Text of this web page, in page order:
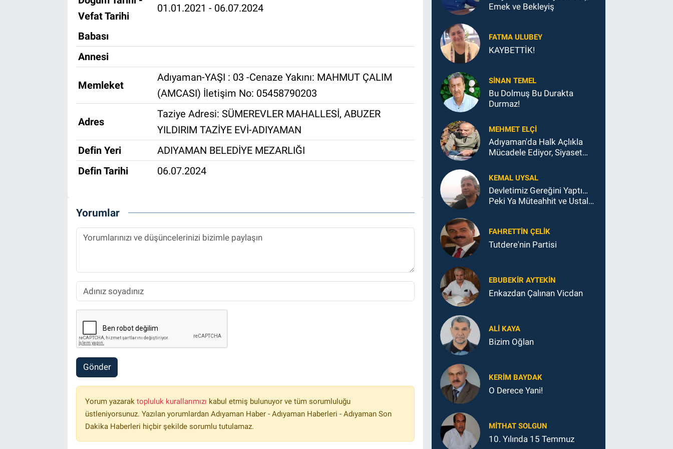
Vefat Tarihi
01.01.2021 - 06.07.2024
Babası
Annesi
Memleket
Adıyaman-YAŞI : 03 -Cenaze Yakını: MAHMUT ÇALIM
(AMCASI) İletişim No: 05458790203
Adres
Taziye Adresi: SÜMEREVLER MAHALLESİ, ABUZER
YILDIRIM TAZİYE EVİ-ADIYAMAN
Defin Yeri
ADIYAMAN BELEDİYE MEZARLIĞI
Defin Tarihi
06.07.2024
Yorumlar
Gönder
Yorum yazarak topluluk kurallarımızı kabul etmiş bulunuyor ve tüm sorumluluğu
üstleniyorsunuz. Yazılan yorumlardan Adıyaman Haber - Adıyaman Haberleri - Adıyaman Son
Dakika Haberleri hiçbir şekilde sorumlu tutulamaz.
Emek ve Bekleyiş
FATMA ULUBEY
KAYBETTİK!
SINAN TEMEL
Bu Dolmuş Bu Durakta
Durmaz!
MEHMET ELÇI
Adıyaman'da Halk Açlıkla
Mücadele Ediyor, Siyaset
KEMAL UYSAL
Devletimiz Gereğini Yaptı…
Peki Ya Müteahhit ve Ustalar
FAHRETTIN ÇELİK
Tutdere'nin Partisi
EBUBEKIR AYTEKIN
Enkazdan Çalınan Vicdan
ALI KAYA
Bizim Oğlan
KERIM BAYDAK
O Derece Yani!
MITHAT SOLGUN
10. Yılında 15 Temmuz
Kültür Sanat
BİLİM VE TEKNOLOJİ